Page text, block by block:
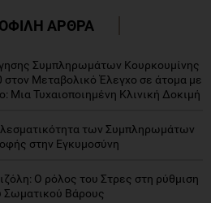
ΑΡΘΡΑ
Συμπληρωμάτων Κουρκουμίνης
στον Μεταβολικό Έλεγχο σε άτομα με
Μια Τυχαιοποιημένη Κλινική Δοκιμή
των Συμπληρωμάτων
στην Εγκυμοσύνη
Ο ρόλος του Στρες στη ρύθμιση
Σωματικού Βάρους